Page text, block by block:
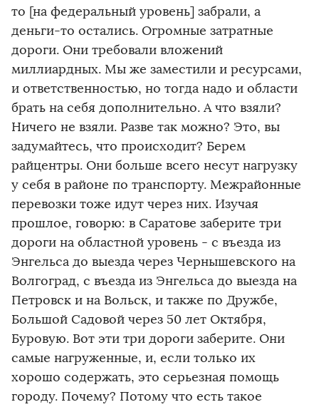
то [на федеральный уровень] забрали, а
деньги-то остались. Огромные затратные
дороги. Они требовали вложений
миллиардных. Мы же заместили и ресурсами,
и ответственностью, но тогда надо и области
брать на себя дополнительно. А что взяли?
Ничего не взяли. Разве так можно? Это, вы
задумайтесь, что происходит? Берем
райцентры. Они больше всего несут нагрузку
у себя в районе по транспорту. Межрайонные
перевозки тоже идут через них. Изучая
прошлое, говорю: в Саратове заберите три
дороги на областной уровень - с въезда из
Энгельса до выезда через Чернышевского на
Волгоград, с въезда из Энгельса до выезда на
Петровск и на Вольск, и также по Дружбе,
Большой Садовой через 50 лет Октября,
Буровую. Вот эти три дороги заберите. Они
самые нагруженные, и, если только их
хорошо содержать, это серьезная помощь
городу. Почему? Потому что есть такое